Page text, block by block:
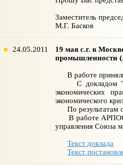
Заместитель
М.Г. Басков
24.05.2011
19 мая с.г. в
В работе приняли
С докладом "О
экономических
экономического
По результатам
В работе АРПООП
управления Союза
Текст доклада
Текст